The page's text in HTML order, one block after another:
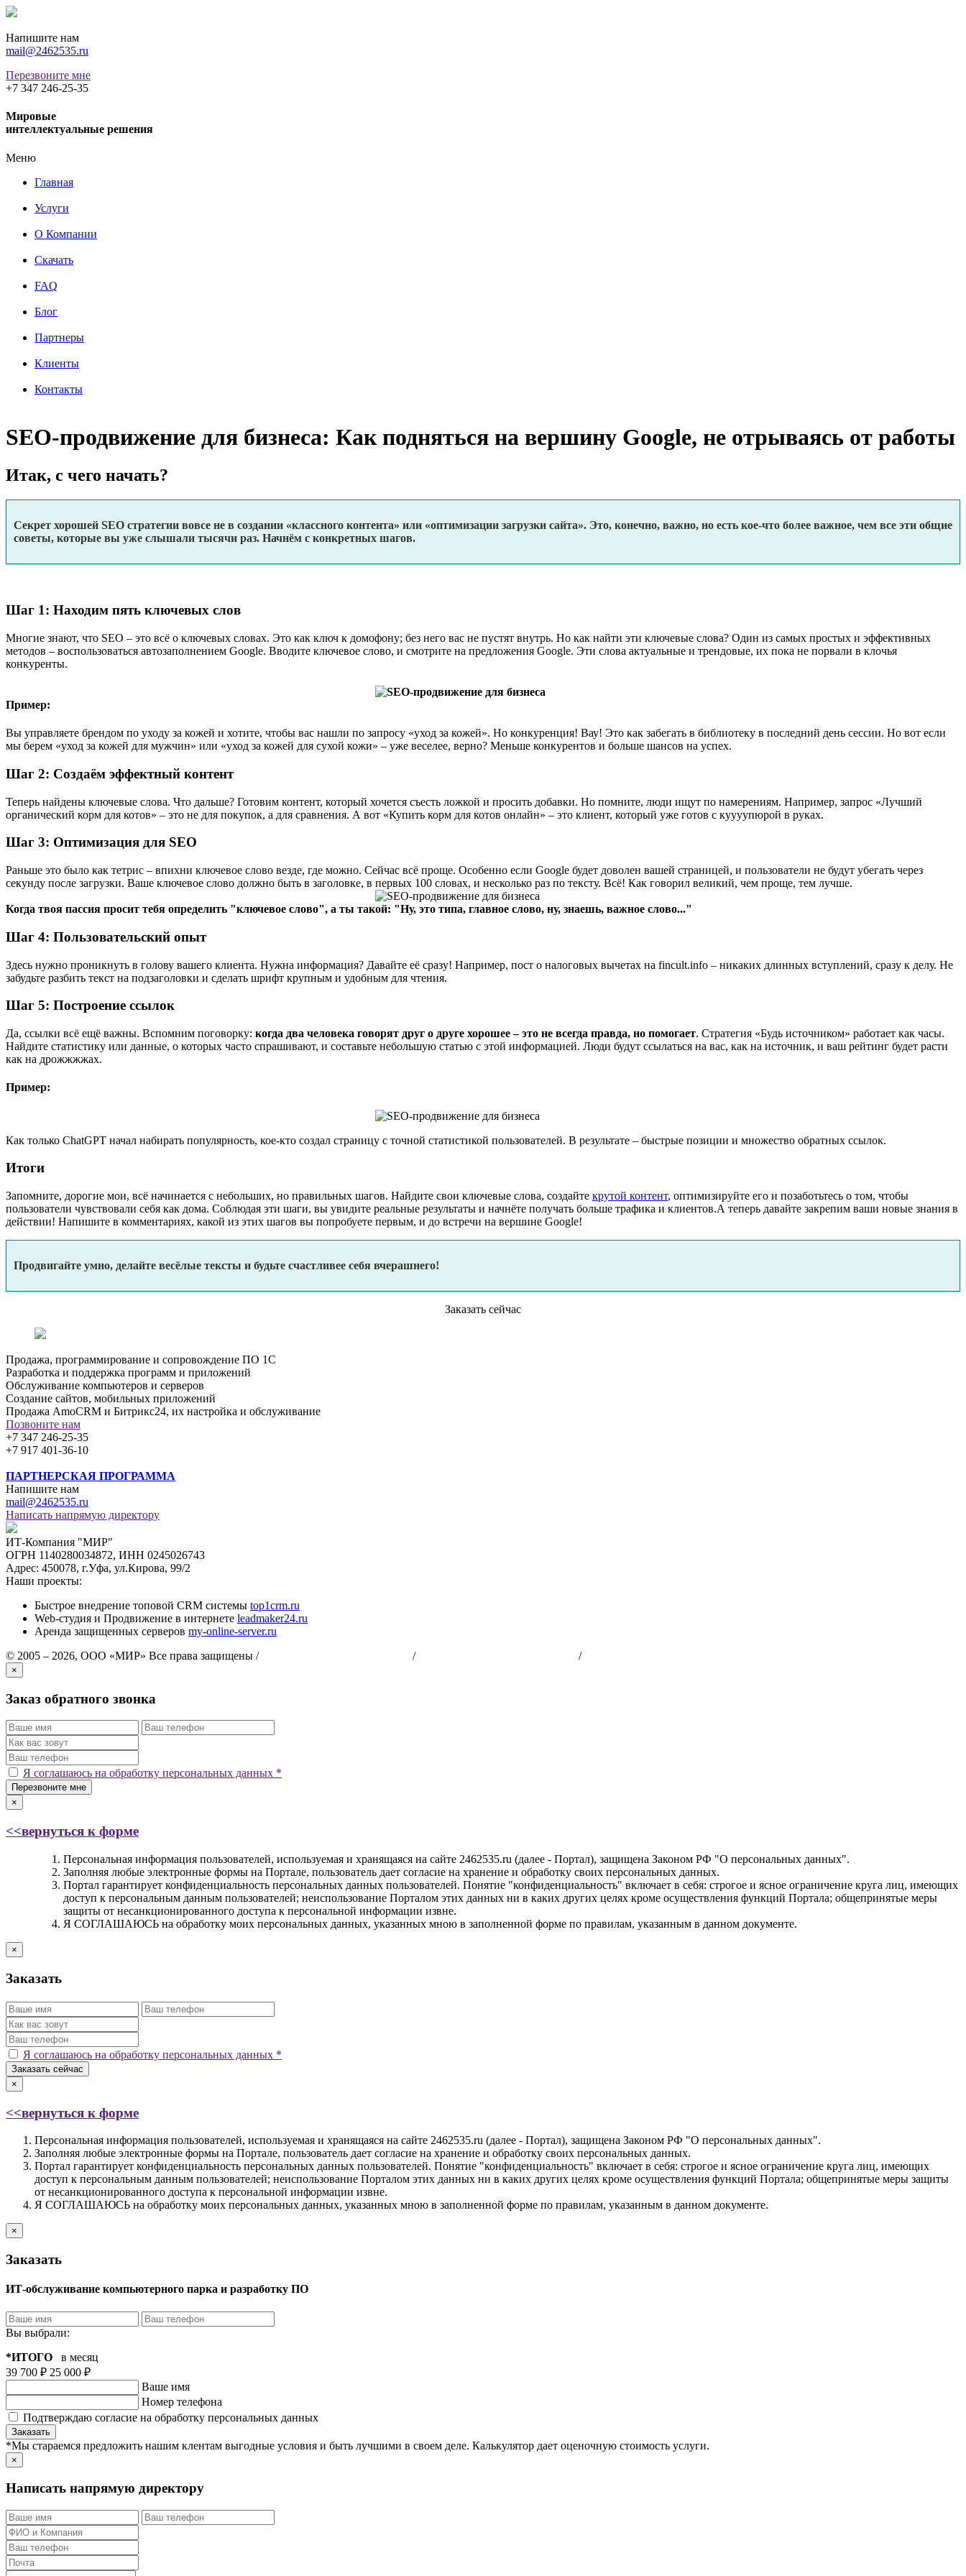
Напишите нам
mail@2462535.ru
Перезвоните мне
+7 347 246-25-35
Мировые
интеллектуальные решения
Меню
Главная
Услуги
О Компании
Скачать
FAQ
Блог
Партнеры
Клиенты
Контакты
SEO-продвижение для бизнеса: Как подняться на вершину Google, не отрываясь от работы
Итак, с чего начать?
Секрет хорошей SEO стратегии вовсе не в создании «классного контента» или «оптимизации загрузки сайта». Это, конечно, важно, но есть кое-что более важное, чем все эти общие
советы, которые вы уже слышали тысячи раз. Начнём с конкретных шагов.
Шаг 1: Находим пять ключевых слов
Многие знают, что SEO – это всё о ключевых словах. Это как ключ к домофону; без него вас не пустят внутрь. Но как найти эти ключевые слова? Один из самых простых и эффективных
методов – воспользоваться автозаполнением Google. Вводите ключевое слово, и смотрите на предложения Google. Эти слова актуальные и трендовые, их пока не порвали в клочья
конкуренты.
Пример:
Вы управляете брендом по уходу за кожей и хотите, чтобы вас нашли по запросу «уход за кожей». Но конкуренция! Вау! Это как забегать в библиотеку в последний день сессии. Но вот если
мы берем «уход за кожей для мужчин» или «уход за кожей для сухой кожи» – уже веселее, верно? Меньше конкурентов и больше шансов на успех.
Шаг 2: Создаём эффектный контент
Теперь найдены ключевые слова. Что дальше? Готовим контент, который хочется съесть ложкой и просить добавки. Но помните, люди ищут по намерениям. Например, запрос «Лучший
органический корм для котов» – это не для покупок, а для сравнения. А вот «Купить корм для котов онлайн» – это клиент, который уже готов с куууупюрой в руках.
Шаг 3: Оптимизация для SEO
Раньше это было как тетрис – впихни ключевое слово везде, где можно. Сейчас всё проще. Особенно если Google будет доволен вашей страницей, и пользователи не будут убегать через
секунду после загрузки. Ваше ключевое слово должно быть в заголовке, в первых 100 словах, и несколько раз по тексту. Всё! Как говорил великий, чем проще, тем лучше.
Когда твоя пассия просит тебя определить "ключевое слово", а ты такой: "Ну, это типа, главное слово, ну, знаешь, важное слово..."
Шаг 4: Пользовательский опыт
Здесь нужно проникнуть в голову вашего клиента. Нужна информация? Давайте её сразу! Например, пост о налоговых вычетах на fincult.info – никаких длинных вступлений, сразу к делу. Не
забудьте разбить текст на подзаголовки и сделать шрифт крупным и удобным для чтения.
Шаг 5: Построение ссылок
Да, ссылки всё ещё важны. Вспомним поговорку: когда два человека говорят друг о друге хорошее – это не всегда правда, но помогает. Стратегия «Будь источником» работает как часы.
Найдите статистику или данные, о которых часто спрашивают, и составьте небольшую статью с этой информацией. Люди будут ссылаться на вас, как на источник, и ваш рейтинг будет расти
как на дрожжжжах.
Пример:
Как только ChatGPT начал набирать популярность, кое-кто создал страницу с точной статистикой пользователей. В результате – быстрые позиции и множество обратных ссылок.
Итоги
Запомните, дорогие мои, всё начинается с небольших, но правильных шагов. Найдите свои ключевые слова, создайте крутой контент, оптимизируйте его и позаботьтесь о том, чтобы
пользователи чувствовали себя как дома. Соблюдая эти шаги, вы увидите реальные результаты и начнёте получать больше трафика и клиентов.А теперь давайте закрепим ваши новые знания в
действии! Напишите в комментариях, какой из этих шагов вы попробуете первым, и до встречи на вершине Google!
Продвигайте умно, делайте весёлые тексты и будьте счастливее себя вчерашнего!
Заказать сейчас
Продажа, программирование и сопровождение ПО 1С
Разработка и поддержка программ и приложений
Обслуживание компьютеров и серверов
Создание сайтов, мобильных приложений
Продажа AmoCRM и Битрикс24, их настройка и обслуживание
Позвоните нам
+7 347 246-25-35
+7 917 401-36-10
ПАРТНЕРСКАЯ ПРОГРАММА
Напишите нам
mail@2462535.ru
Написать напрямую директору
ИТ-Компания "МИР"
ОГРН 1140280034872, ИНН 0245026743
Адрес: 450078, г.Уфа, ул.Кирова, 99/2
Наши проекты:
Быстрое внедрение топовой CRM системы top1crm.ru
Web-студия и Продвижение в интернете leadmaker24.ru
Аренда защищенных серверов my-online-server.ru
© 2005 – 2026, ООО «МИР» Все права защищены /
/ /
×
Заказ обратного звонка
Я соглашаюсь на обработку персональных данных *
Перезвоните мне
×
<<вернуться к форме
Персональная информация пользователей, используемая и хранящаяся на сайте 2462535.ru (далее - Портал), защищена Законом РФ "О персональных данных".
Заполняя любые электронные формы на Портале, пользователь дает согласие на хранение и обработку своих персональных данных.
Портал гарантирует конфиденциальность персональных данных пользователей. Понятие "конфиденциальность" включает в себя: строгое и ясное ограничение круга лиц, имеющих
доступ к персональным данным пользователей; неиспользование Порталом этих данных ни в каких других целях кроме осуществления функций Портала; общепринятые меры
защиты от несанкционированного доступа к персональной информации извне.
Я СОГЛАШАЮСЬ на обработку моих персональных данных, указанных мною в заполненной форме по правилам, указанным в данном документе.
×
Заказать
Я соглашаюсь на обработку персональных данных *
Заказать сейчас
×
<<вернуться к форме
Персональная информация пользователей, используемая и хранящаяся на сайте 2462535.ru (далее - Портал), защищена Законом РФ "О персональных данных".
Заполняя любые электронные формы на Портале, пользователь дает согласие на хранение и обработку своих персональных данных.
Портал гарантирует конфиденциальность персональных данных пользователей. Понятие "конфиденциальность" включает в себя: строгое и ясное ограничение круга лиц, имеющих
доступ к персональным данным пользователей; неиспользование Порталом этих данных ни в каких других целях кроме осуществления функций Портала; общепринятые меры защиты
от несанкционированного доступа к персональной информации извне.
Я СОГЛАШАЮСЬ на обработку моих персональных данных, указанных мною в заполненной форме по правилам, указанным в данном документе.
×
Заказать
ИТ-обслуживание компьютерного парка и разработку ПО
Вы выбрали:
*ИТОГО в месяц
39 700 ₽ 25 000 ₽
Ваше имя
Номер телефона
Подтверждаю согласие на обработку персональных данных
Заказать
*Мы стараемся предложить нашим клентам выгодные условия и быть лучшими в своем деле. Калькулятор дает оценочную стоимость услуги.
×
Написать напрямую директору